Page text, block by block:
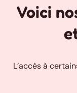
Voici
L’accès à